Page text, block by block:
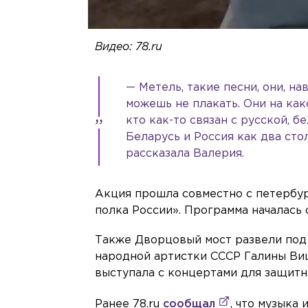
Видео: 78.ru
— Метель, такие песни, они,
можешь не плакать. Они на
кто как-то связан с русской,
Беларусь и Россия как два
рассказала Валерия.
Акция прошла совместно с
полка России». Программа
Также Дворцовый мост развели
народной артистки СССР Галины
выступала с концертами для
Ранее 78.ru сообщал , что музыка